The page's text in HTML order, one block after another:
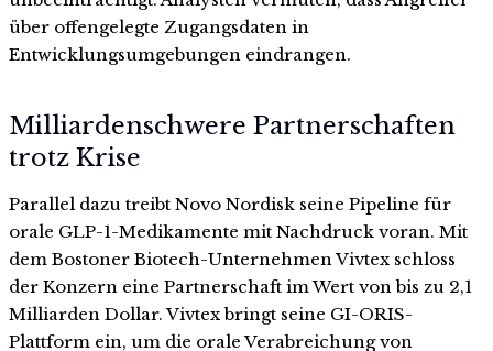
über offengelegte Zugangsdaten in
Entwicklungsumgebungen eindrangen.
Milliardenschwere Partnerschaften
trotz Krise
Parallel dazu treibt Novo Nordisk seine Pipeline für
orale GLP-1-Medikamente mit Nachdruck voran. Mit
dem Bostoner Biotech-Unternehmen Vivtex schloss
der Konzern eine Partnerschaft im Wert von bis zu 2,1
Milliarden Dollar. Vivtex bringt seine GI-ORIS-
Plattform ein, um die orale Verabreichung von